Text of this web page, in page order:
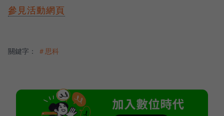
參見活動網頁
關鍵字： ＃思科